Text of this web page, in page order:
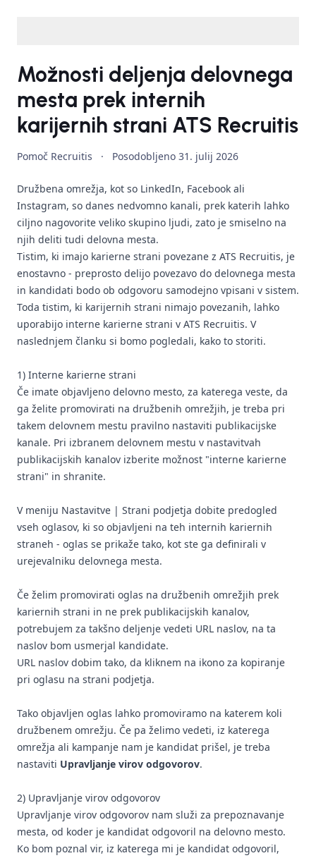
Možnosti deljenja delovnega
mesta prek internih
karijernih strani ATS Recruitis
Pomoč Recruitis · Posodobljeno 31. julij 2026
Družbena omrežja, kot so LinkedIn, Facebook ali
Instagram, so danes nedvomno kanali, prek katerih lahko
ciljno nagovorite veliko skupino ljudi, zato je smiselno na
njih deliti tudi delovna mesta.
Tistim, ki imajo karierne strani povezane z ATS Recruitis, je
enostavno - preprosto delijo povezavo do delovnega mesta
in kandidati bodo ob odgovoru samodejno vpisani v sistem.
Toda tistim, ki karijernih strani nimajo povezanih, lahko
uporabijo interne karierne strani v ATS Recruitis. V
naslednjem članku si bomo pogledali, kako to storiti.
1) Interne karierne strani
Če imate objavljeno delovno mesto, za katerega veste, da
ga želite promovirati na družbenih omrežjih, je treba pri
takem delovnem mestu pravilno nastaviti publikacijske
kanale. Pri izbranem delovnem mestu v nastavitvah
publikacijskih kanalov izberite možnost "interne karierne
strani" in shranite.
V meniju Nastavitve | Strani podjetja dobite predogled
vseh oglasov, ki so objavljeni na teh internih kariernih
straneh - oglas se prikaže tako, kot ste ga definirali v
urejevalniku delovnega mesta.
Če želim promovirati oglas na družbenih omrežjih prek
kariernih strani in ne prek publikacijskih kanalov,
potrebujem za takšno deljenje vedeti URL naslov, na ta
naslov bom usmerjal kandidate.
URL naslov dobim tako, da kliknem na ikono za kopiranje
pri oglasu na strani podjetja.
Tako objavljen oglas lahko promoviramo na katerem koli
družbenem omrežju. Če pa želimo vedeti, iz katerega
omrežja ali kampanje nam je kandidat prišel, je treba
nastaviti Upravljanje virov odgovorov.
2) Upravljanje virov odgovorov
Upravljanje virov odgovorov nam služi za prepoznavanje
mesta, od koder je kandidat odgovoril na delovno mesto.
Ko bom poznal vir, iz katerega mi je kandidat odgovoril,